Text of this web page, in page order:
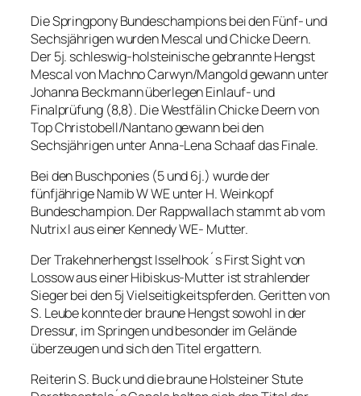
Die Springpony Bundeschampions bei den Fünf- und
Sechsjährigen wurdenMescal undChicke Deern.
Der 5j. schleswig-holsteinische gebrannte Hengst
Mescal von Machno Carwyn/Mangold gewann unter
Johanna Beckmann überlegen Einlauf- und
Finalprüfung (8,8). Die Westfälin Chicke Deern von
Top Christobell/Nantano gewann bei den
Sechsjährigen unter Anna-Lena Schaaf das Finale.
Bei den Buschponies (5 und 6j.) wurde der
fünfjährigeNamib W WEunter H. Weinkopf
Bundeschampion. Der Rappwallach stammt ab vom
Nutrix I aus einer Kennedy WE- Mutter.
Der TrakehnerhengstIsselhook´s First Sightvon
Lossow aus einer Hibiskus-Mutter ist strahlender
Sieger bei den 5j Vielseitigkeitspferden. Geritten von
S. Leube konnte der braune Hengst sowohl in der
Dressur, im Springen und besonder im Gelände
überzeugen und sich den Titel ergattern.
Reiterin S. Buck und die braune Holsteiner Stute